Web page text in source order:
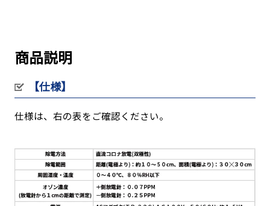
商品説明
【仕様】
仕様は、右の表をご確認ください。